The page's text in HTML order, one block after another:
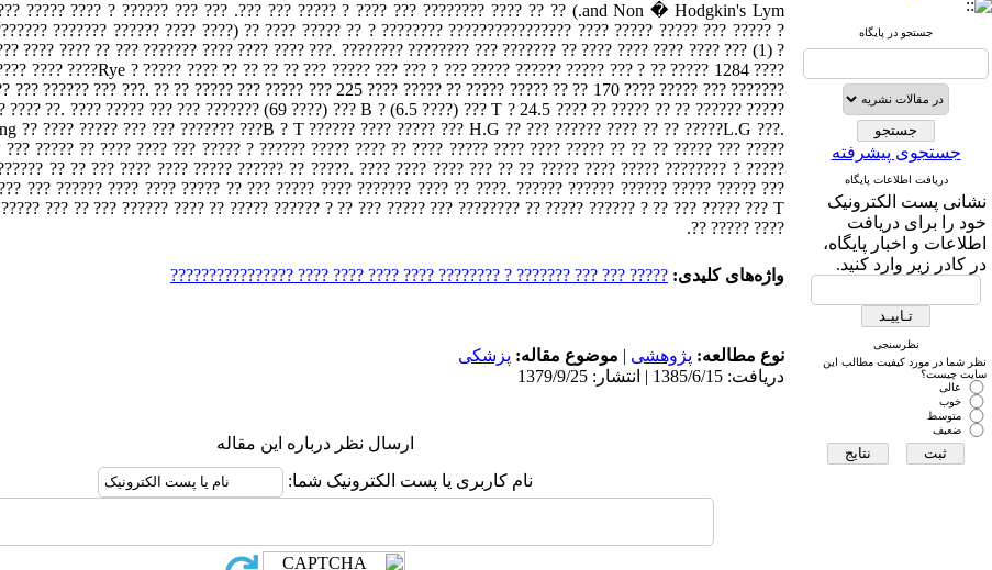
جستجو در پایگاه
جستجوی پیشرفته
دریافت اطلاعات پایگاه
نشانی پست الکترونیک
خود را برای دریافت
اطلاعات و اخبار پایگاه،
در کادر زیر وارد کنید.
نظرسنجی
نظر شما در مورد کیفیت مطالب این
سایت چیست؟
عالی
خوب
متوسط
ضعیف
??? ???. ??? ??? 3 ??????? ???? ???????? ????? ???? ? ??????
??????? ?????? ???? ????) ?? ???? ????? ?? ? ???????? ???????????????? ???? ????? ????? ??? ????? ?
???? ???? ?? ??? ??????? ???? ???? ???? ???. ???????? ???????? ??? ??????? ?? ???? ???? ???? ???? ??? (1) ?
???? ????Rye ? ????? ???? ?? ?? ?? ?? ??? ????? ??? ??? ? ??? ????? ?????? ????? ??? ? ?? ????? 1284 ????
??? ?????? ??? ???. ?? ?? ????? ??? ????? ??? 225 ???? ????? ?? ????? ????? ?? ?? 170 ???? ????? ??? ???????
???? ??. ???? ????? ??? ??? ??????? (69 ????) ??? B ? (6.5 ????) ??? T ? 24.5 ???? ?? ????? ?? ?? ?????? ?????
?? ???? ????? ??? ??? ??????? ???B ? T ?????? ???? ????? ??? H.G ?? ??? ?????? ???? ?? ?? ?????L.G ???.
??? ????? ?? ???? ???? ??? ????? ? ?????? ????? ???? ?? ???? ????? ???? ???? ????? ?? ?? ?? ????? ??? ?????
?? ?? ??? ???? ???? ????? ?????? ?? ?????. ???? ???? ???? ??? ?? ?? ????? ???? ????? ???????? ? ?????
??? ?????? ???? ???? ????? ?? ??? ????? ???? ??????? ???? ?? ????. ?????? ?????? ?????? ????? ????? ???
???? ????? ??.
واژه‌های کلیدی: ????? ??? ??? ??????? ? ???????? ???? ???? ???? ???? ????????????????
نوع مطالعه: پژوهشی | موضوع مقاله: پزشکی
دریافت: 1385/6/15 | انتشار: 1379/9/25
ارسال نظر درباره این مقاله
نام کاربری یا پست الکترونیک شما: